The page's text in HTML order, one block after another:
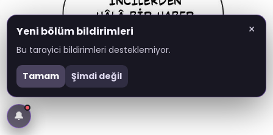
×
Yeni bölüm bildirimleri
Bu tarayici bildirimleri desteklemiyor.
Tamam Şimdi değil
🔔